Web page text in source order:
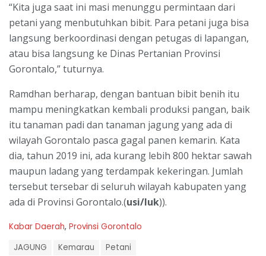
“Kita juga saat ini masi menunggu permintaan dari
petani yang menbutuhkan bibit. Para petani juga bisa
langsung berkoordinasi dengan petugas di lapangan,
atau bisa langsung ke Dinas Pertanian Provinsi
Gorontalo,” tuturnya.
Ramdhan berharap, dengan bantuan bibit benih itu
mampu meningkatkan kembali produksi pangan, baik
itu tanaman padi dan tanaman jagung yang ada di
wilayah Gorontalo pasca gagal panen kemarin. Kata
dia, tahun 2019 ini, ada kurang lebih 800 hektar sawah
maupun ladang yang terdampak kekeringan. Jumlah
tersebut tersebar di seluruh wilayah kabupaten yang
ada di Provinsi Gorontalo.(usi/luk)).
C
Kabar Daerah, Provinsi Gorontalo
JAGUNG Kemarau Petani